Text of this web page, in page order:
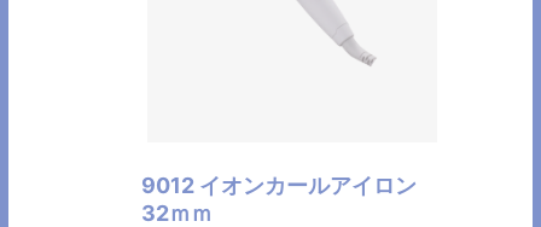
9012 イオンカールアイロン
32ｍｍ